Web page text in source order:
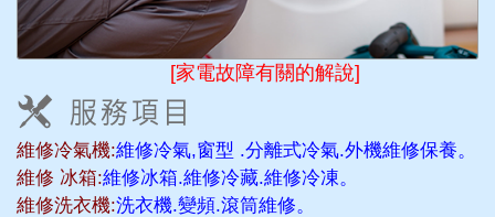
[家電故障有關的解說]
維修冷氣機:維修冷氣,窗型 .分離式冷氣.外機維修保養。
維修 冰箱:維修冰箱.維修冷藏.維修冷凍。
維修洗衣機:洗衣機.變頻.滾筒維修。